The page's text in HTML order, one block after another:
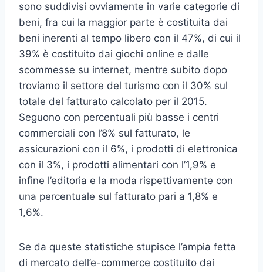
sono suddivisi ovviamente in varie categorie di
beni, fra cui la maggior parte è costituita dai
beni inerenti al tempo libero con il 47%, di cui il
39% è costituito dai giochi online e dalle
scommesse su internet, mentre subito dopo
troviamo il settore del turismo con il 30% sul
totale del fatturato calcolato per il 2015.
Seguono con percentuali più basse i centri
commerciali con l’8% sul fatturato, le
assicurazioni con il 6%, i prodotti di elettronica
con il 3%, i prodotti alimentari con l’1,9% e
infine l’editoria e la moda rispettivamente con
una percentuale sul fatturato pari a 1,8% e
1,6%.
Se da queste statistiche stupisce l’ampia fetta
di mercato dell’e-commerce costituito dai